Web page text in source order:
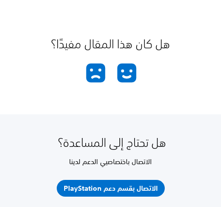
هل كان هذا المقال مفيدًا؟
هل تحتاج إلى المساعدة؟
الاتصال باختصاصيي الدعم لدينا
الاتصال بقسم دعم PlayStation